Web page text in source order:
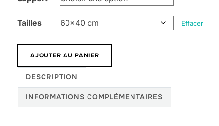
Tailles Effacer
AJOUTER AU PANIER
DESCRIPTION
INFORMATIONS COMPLÉMENTAIRES